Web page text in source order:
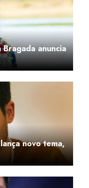
anuncia
novo tema,